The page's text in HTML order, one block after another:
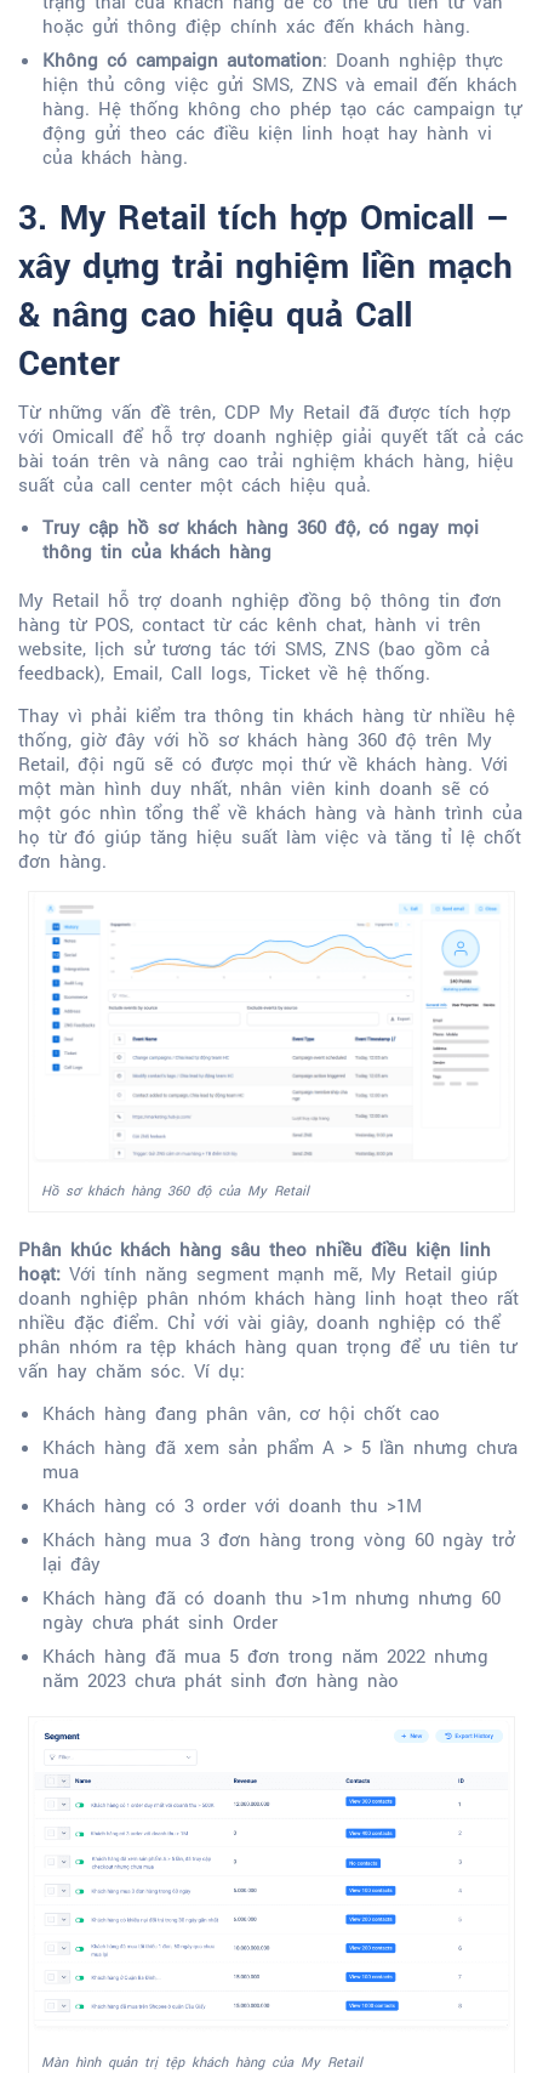
hoặc gửi thông điệp chính xác đến khách hàng.
Không có campaign automation: Doanh nghiệp thực
hiện thủ công việc gửi SMS, ZNS và email đến khách
hàng. Hệ thống không cho phép tạo các campaign tự
động gửi theo các điều kiện linh hoạt hay hành vi
của khách hàng.
3. My Retail tích hợp Omicall –
xây dựng trải nghiệm liền mạch
& nâng cao hiệu quả Call
Center
Từ những vấn đề trên, CDP My Retail đã được tích hợp
với Omicall để hỗ trợ doanh nghiệp giải quyết tất cả các
bài toán trên và nâng cao trải nghiệm khách hàng, hiệu
suất của call center một cách hiệu quả.
Truy cập hồ sơ khách hàng 360 độ, có ngay mọi
thông tin của khách hàng
My Retail hỗ trợ doanh nghiệp đồng bộ thông tin đơn
hàng từ POS, contact từ các kênh chat, hành vi trên
website, lịch sử tương tác tới SMS, ZNS (bao gồm cả
feedback), Email, Call logs, Ticket về hệ thống.
Thay vì phải kiểm tra thông tin khách hàng từ nhiều hệ
thống, giờ đây với hồ sơ khách hàng 360 độ trên My
Retail, đội ngũ sẽ có được mọi thứ về khách hàng. Với
một màn hình duy nhất, nhân viên kinh doanh sẽ có
một góc nhìn tổng thể về khách hàng và hành trình của
họ từ đó giúp tăng hiệu suất làm việc và tăng tỉ lệ chốt
đơn hàng.
Hồ sơ khách hàng 360 độ của My Retail
Phân khúc khách hàng sâu theo nhiều điều kiện linh
hoạt: Với tính năng segment mạnh mẽ, My Retail giúp
doanh nghiệp phân nhóm khách hàng linh hoạt theo rất
nhiều đặc điểm. Chỉ với vài giây, doanh nghiệp có thể
phân nhóm ra tệp khách hàng quan trọng để ưu tiên tư
vấn hay chăm sóc. Ví dụ:
Khách hàng đang phân vân, cơ hội chốt cao
Khách hàng đã xem sản phẩm A > 5 lần nhưng chưa
mua
Khách hàng có 3 order với doanh thu >1M
Khách hàng mua 3 đơn hàng trong vòng 60 ngày trở
lại đây
Khách hàng đã có doanh thu >1m nhưng nhưng 60
ngày chưa phát sinh Order
Khách hàng đã mua 5 đơn trong năm 2022 nhưng
năm 2023 chưa phát sinh đơn hàng nào
Màn hình quản trị tệp khách hàng của My Retail